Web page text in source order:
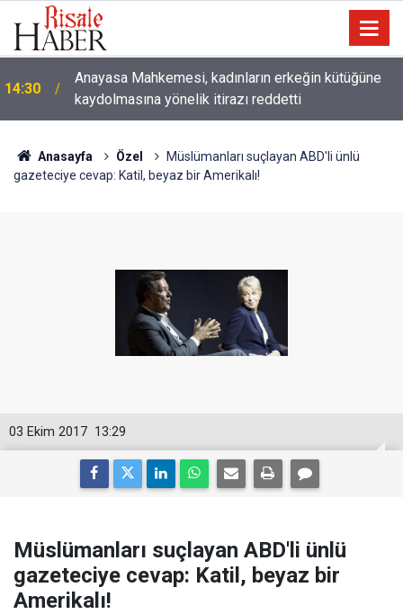
14:00
Çatıda yağmur suyu hasadı: Sıcaklarda klima
kullanımını azaltabilir
Anasayfa Özel
Müslümanları suçlayan ABD'li ünlü
gazeteciye cevap: Katil, beyaz bir Amerikalı!
13:29
03 Ekim 2017
Müslümanları suçlayan ABD'li ünlü
gazeteciye cevap: Katil, beyaz bir
Amerikalı!